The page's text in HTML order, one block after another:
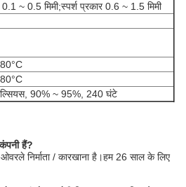
~ 0.5 मिमी;स्पर्श प्रकार 0.6 ~ 1.5 मिमी
90% ~ 95%, 240 घंटे
हैं?
निर्माता / कारखाना है।हम 26 साल के लिए